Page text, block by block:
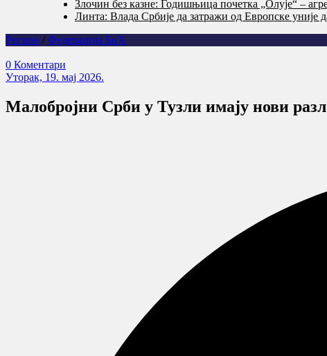
Злочин без казне: Годишњица почетка „Олује“ –
Линта: Влада Србије да затражи од Европске уније
Регион / Федерација БиХ
0 Коментари
Уторак, 19. мај 2026.
Малобројни Срби у Тузли имају нови